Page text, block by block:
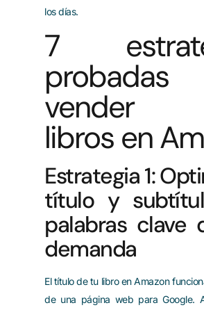
los días.
7
probadas
vender
libros en
Estrategia 1:
título y
palabras clave
demanda
El título de tu libro en Amazon
de una página web para Google.